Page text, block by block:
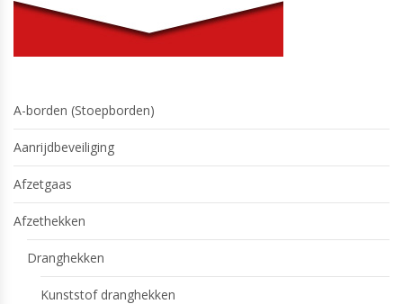
A-borden (Stoepborden)
Aanrijdbeveiliging
Afzetgaas
Afzethekken
Dranghekken
Kunststof dranghekken